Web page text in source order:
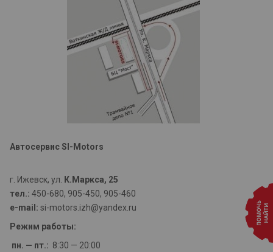
Автосервис SI-Motors
г. Ижевск, ул.
К.Маркса, 25
тел.: 450-680, 905-450, 905-460
e-mail: si-motors.izh@yandex.ru
Режим работы:
пн. — пт.: 8:30 — 20:00